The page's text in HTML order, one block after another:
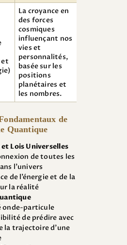
La croyance en
des forces
cosmiques
influençant nos
vies et
personnalités,
basée sur les
positions
planétaires et
les nombres.
de
Quantique
Lois Universelles
de toutes les
l’univers
de l’énergie et de la
la réalité
onde-particule
de prédire avec
la trajectoire d’une